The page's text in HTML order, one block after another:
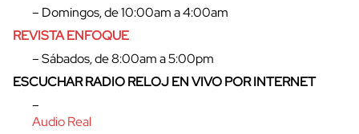
– Domingos, de 10:00am a 4:00am
REVISTA ENFOQUE
– Sábados, de 8:00am a 5:00pm
ESCUCHAR RADIO RELOJ EN VIVO POR INTERNET
–
Audio Real